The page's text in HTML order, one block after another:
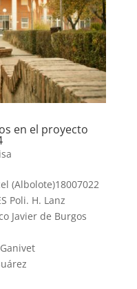
en el proyecto
(Albolote)18007022
Poli. H. Lanz
Javier de Burgos